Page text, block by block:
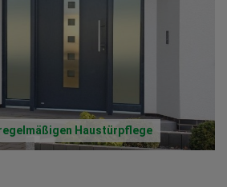
Haustürpflege